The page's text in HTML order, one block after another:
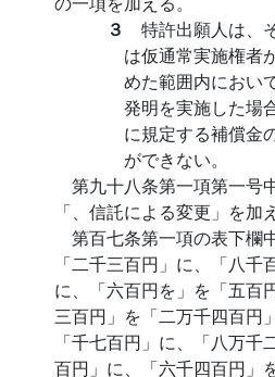
３ 特許出願人は、
は仮通常実施権者
めた範囲内におい
発明を実施した場
に規定する補償金
ができない。
第九十八条第一項第一号
「、信託による変更」を加
第百七条第一項の表下欄
「二千三百円」に、「八千
に、「六百円を」を「五百
三百円」を「二万千四百円
「千七百円」に、「八万
百円」に、「六千四百円」